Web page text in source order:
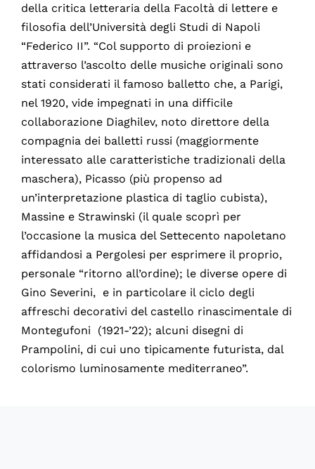
della critica letteraria della Facoltà di lettere e
filosofia dell’Università degli Studi di Napoli
“Federico II”. “Col supporto di proiezioni e
attraverso l’ascolto delle musiche originali sono
stati considerati il famoso balletto che, a Parigi,
nel 1920, vide impegnati in una difficile
collaborazione Diaghilev, noto direttore della
compagnia dei balletti russi (maggiormente
interessato alle caratteristiche tradizionali della
maschera), Picasso (più propenso ad
un’interpretazione plastica di taglio cubista),
Massine e Strawinski (il quale scoprì per
l’occasione la musica del Settecento napoletano
affidandosi a Pergolesi per esprimere il proprio,
personale “ritorno all’ordine); le diverse opere di
Gino Severini, e in particolare il ciclo degli
affreschi decorativi del castello rinascimentale di
Montegufoni (1921-’22); alcuni disegni di
Prampolini, di cui uno tipicamente futurista, dal
colorismo luminosamente mediterraneo”.